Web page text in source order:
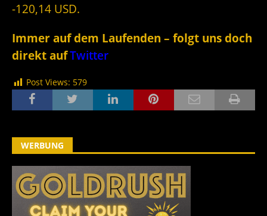
-120,14 USD.
Immer auf dem Laufenden – folgt uns doch
direkt aufTwitter
Post Views: 579
WERBUNG